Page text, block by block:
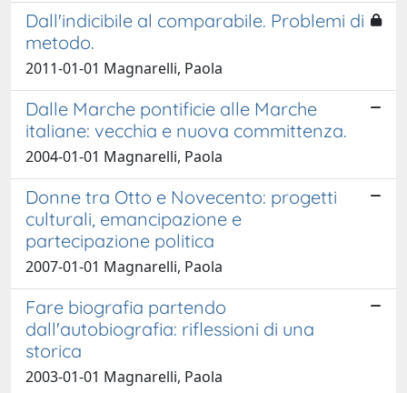
Dall'indicibile al comparabile. Problemi di
metodo.
2011-01-01 Magnarelli, Paola
Dalle Marche pontificie alle Marche
italiane: vecchia e nuova committenza.
2004-01-01 Magnarelli, Paola
Donne tra Otto e Novecento: progetti
culturali, emancipazione e
partecipazione politica
2007-01-01 Magnarelli, Paola
Fare biografia partendo
dall'autobiografia: riflessioni di una
storica
2003-01-01 Magnarelli, Paola